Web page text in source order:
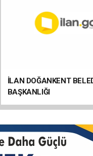
İLAN DOĞANKENT
BAŞKANLIĞI